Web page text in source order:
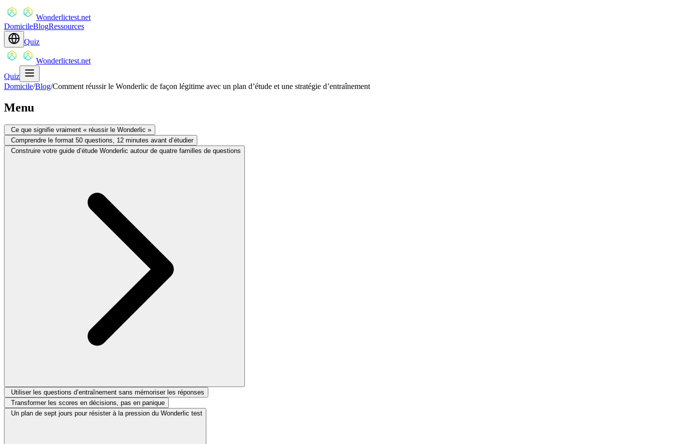
Wonderlictest.net
DomicileBlogRessources
Quiz
Wonderlictest.net
Quiz
Domicile/Blog/Comment réussir le Wonderlic de façon légitime avec un plan d’étude et une stratégie d’entraînement
Menu
Ce que signifie vraiment « réussir le Wonderlic »
Comprendre le format 50 questions, 12 minutes avant d’étudier
Construire votre guide d’étude Wonderlic autour de quatre familles de questions
Utiliser les questions d’entraînement sans mémoriser les réponses
Transformer les scores en décisions, pas en panique
Un plan de sept jours pour résister à la pression du Wonderlic test